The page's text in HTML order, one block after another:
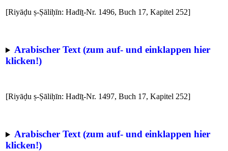
[Riyāḍu ṣ-Ṣāliḥīn: Hadīṯ-Nr. 1496, Buch 17, Kapitel 252]
Arabischer Text (zum auf- und einklappen hier
klicken!)
[Riyāḍu ṣ-Ṣāliḥīn: Hadīṯ-Nr. 1497, Buch 17, Kapitel 252]
Arabischer Text (zum auf- und einklappen hier
klicken!)